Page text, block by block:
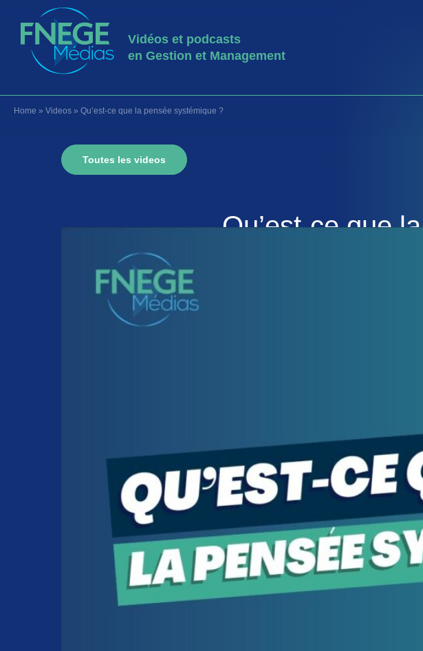
Vidéos et podcasts
en Gestion et Management
Home » Videos » Qu’est-ce que la pensée systémique ?
Toutes les videos
Qu’est-ce que